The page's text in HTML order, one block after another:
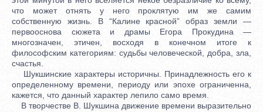
что может отнять у него проклятую им же самим
собственную жизнь. В “Калине красной” образ земли —
первооснова сюжета и драмы Егора Прокудина —
многозначен, этичен, восходя в конечном итоге к
философским категориям: судьбы человеческой, добра, зла,
счастья.
Шукшинские характеры историчны. Принадлежность его к
определенному времени, периоду или эпохе ограниченна,
кажется, что данный характер лепило само время.
В творчестве В. Шукшина движение времени выразительно